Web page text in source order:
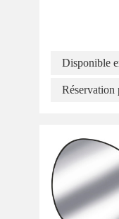
Disponible
Réservation